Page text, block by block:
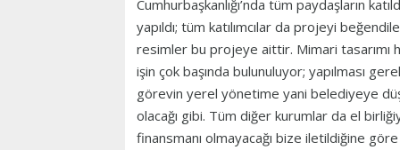
Cumhurbaşkanlığı’nda tüm paydaşların
yapıldı; tüm katılımcılar da projeyi
resimler bu projeye aittir. Mimari tasarımı
işin çok başında bulunuluyor; yapılması
görevin yerel yönetime yani belediyeye
olacağı gibi. Tüm diğer kurumlar da el
finansmanı olmayacağı bize iletildiğine